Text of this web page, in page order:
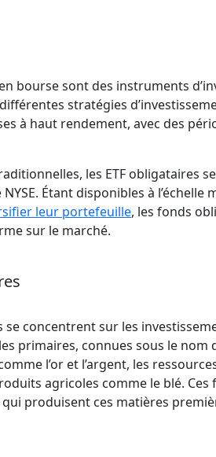
bourse sont des instruments
stratégies
à haut rendement, avec des
les ETF obligataires
Étant disponibles à
leur portefeuille, les fonds
sur le marché.
concentrent sur les
primaires, connues sous le nom
l’or et l’argent, les
agricoles comme le blé.
produisent ces matières